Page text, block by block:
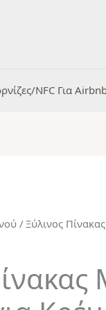
NFC Για
/ Ξύλινος